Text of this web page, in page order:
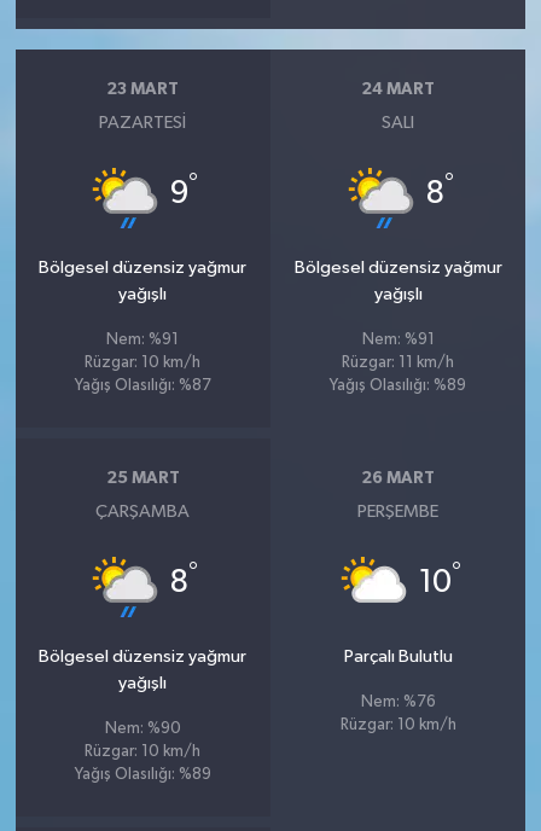
23 MART
PAZARTESI
9°
Bölgesel düzensiz yağmur
yağışlı
Nem: %91
Rüzgar: 10 km/h
Yağış Olasılığı: %87
24 MART
SALI
8°
Bölgesel düzensiz yağmur
yağışlı
Nem: %91
Rüzgar: 11 km/h
Yağış Olasılığı: %89
25 MART
ÇARŞAMBA
8°
Bölgesel düzensiz yağmur
yağışlı
Nem: %90
Rüzgar: 10 km/h
Yağış Olasılığı: %89
26 MART
PERŞEMBE
10°
Parçalı Bulutlu
Nem: %76
Rüzgar: 10 km/h